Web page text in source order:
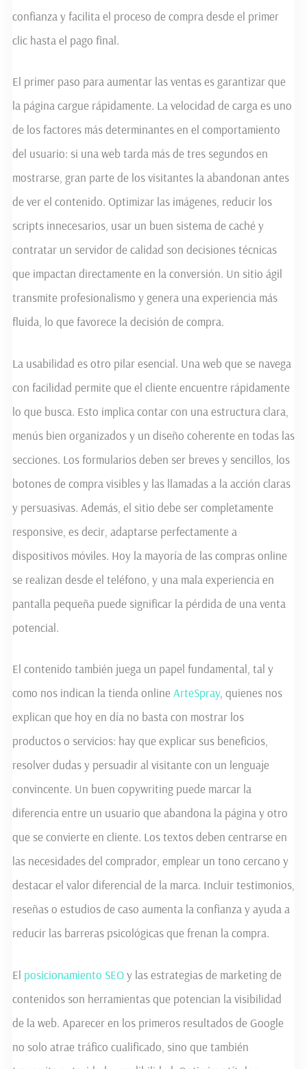
confianza y facilita el proceso de compra desde el primer
clic hasta el pago final.
El primer paso para aumentar las ventas es garantizar que
la página cargue rápidamente. La velocidad de carga es uno
de los factores más determinantes en el comportamiento
del usuario: si una web tarda más de tres segundos en
mostrarse, gran parte de los visitantes la abandonan antes
de ver el contenido. Optimizar las imágenes, reducir los
scripts innecesarios, usar un buen sistema de caché y
contratar un servidor de calidad son decisiones técnicas
que impactan directamente en la conversión. Un sitio ágil
transmite profesionalismo y genera una experiencia más
fluida, lo que favorece la decisión de compra.
La usabilidad es otro pilar esencial. Una web que se navega
con facilidad permite que el cliente encuentre rápidamente
lo que busca. Esto implica contar con una estructura clara,
menús bien organizados y un diseño coherente en todas las
secciones. Los formularios deben ser breves y sencillos, los
botones de compra visibles y las llamadas a la acción claras
y persuasivas. Además, el sitio debe ser completamente
responsive, es decir, adaptarse perfectamente a
dispositivos móviles. Hoy la mayoría de las compras online
se realizan desde el teléfono, y una mala experiencia en
pantalla pequeña puede significar la pérdida de una venta
potencial.
El contenido también juega un papel fundamental, tal y
como nos indican la tienda online ArteSpray, quienes nos
explican que hoy en día no basta con mostrar los
productos o servicios: hay que explicar sus beneficios,
resolver dudas y persuadir al visitante con un lenguaje
convincente. Un buen copywriting puede marcar la
diferencia entre un usuario que abandona la página y otro
que se convierte en cliente. Los textos deben centrarse en
las necesidades del comprador, emplear un tono cercano y
destacar el valor diferencial de la marca. Incluir testimonios,
reseñas o estudios de caso aumenta la confianza y ayuda a
reducir las barreras psicológicas que frenan la compra.
El posicionamiento SEOy las estrategias de marketing de
contenidos son herramientas que potencian la visibilidad
de la web. Aparecer en los primeros resultados de Google
no solo atrae tráfico cualificado, sino que también